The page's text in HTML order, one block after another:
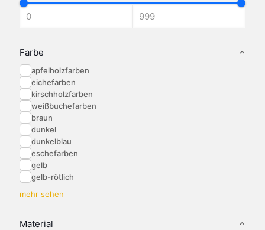
Farbe
apfelholzfarben
eichefarben
kirschholzfarben
weißbuchefarben
braun
dunkel
dunkelblau
eschefarben
gelb
gelb-rötlich
mehr sehen
Material